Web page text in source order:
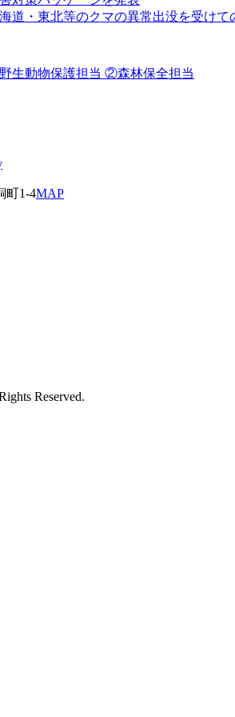
道・東北等のクマの異常出没を受け
生動物保護担当 ②森林保全担当
町1-4MAP
Reserved.